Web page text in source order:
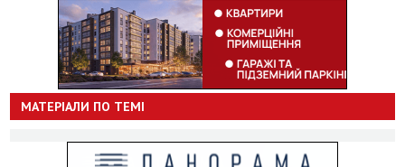
МАТЕРІАЛИ ПО ТЕМІ